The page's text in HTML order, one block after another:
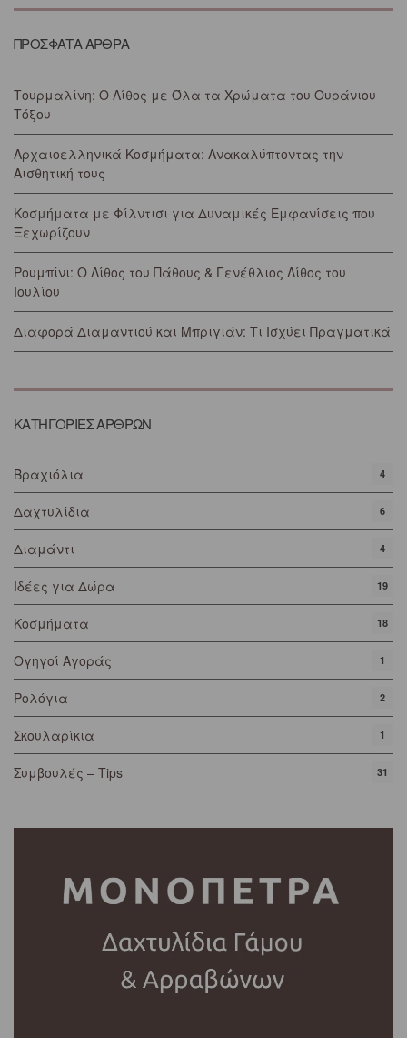
ΠΡΟΣΦΑΤΑ ΑΡΘΡΑ
Τουρμαλίνη: Ο Λίθος με Όλα τα Χρώματα του Ουράνιου
Τόξου
Αρχαιοελληνικά Κοσμήματα: Ανακαλύπτοντας την
Αισθητική τους
Κοσμήματα με Φίλντισι για Δυναμικές Εμφανίσεις που
Ξεχωρίζουν
Ρουμπίνι: Ο Λίθος του Πάθους & Γενέθλιος Λίθος του
Ιουλίου
Διαφορά Διαμαντιού και Μπριγιάν: Τι Ισχύει Πραγματικά
ΚΑΤΗΓΟΡΙΕΣ ΑΡΘΡΩΝ
Βραχιόλια 4
Δαχτυλίδια 6
Διαμάντι 4
Ιδέες για Δώρα 19
Κοσμήματα 18
Ογηγοί Αγοράς 1
Ρολόγια 2
Σκουλαρίκια 1
Συμβουλές – Tips 31